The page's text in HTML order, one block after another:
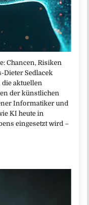
Chancen, Risiken
Dieter Sedlacek
aktuellen
der künstlichen
Informatiker und
KI heute in
eingesetzt wird –